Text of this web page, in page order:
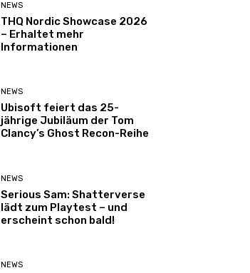
NEWS
THQ Nordic Showcase 2026
– Erhaltet mehr
Informationen
NEWS
Ubisoft feiert das 25-
jährige Jubiläum der Tom
Clancy’s Ghost Recon-Reihe
NEWS
Serious Sam: Shatterverse
lädt zum Playtest – und
erscheint schon bald!
NEWS